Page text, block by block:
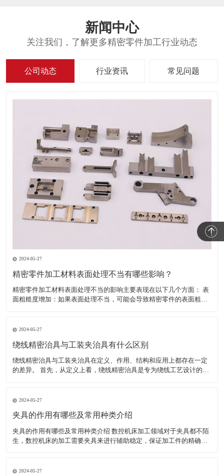
新闻中心
关注我们，了解更多精密零件加工行业动态
公司动态 行业资讯 常见问题
2024-05-27
精密零件加工材料表面处理不当有哪些影响？
精密零件加工材料表面处理不当的影响主要表现在以下几个方面： 表
面粗糙度增加：如果表面处理不当，可能会导致精密零件的表面粗糙
蚀。表面腐蚀会导致零件的外观和性能受损，甚至可能使其无法
2024-05-27
绕线精密治具与工装夹治具有什么区别
绕线精密治具与工装夹治具在定义、作用、结构和应用上都存在一定
的差异。 首先，从定义上看，绕线精密治具是专为绕线工艺设计的工
过程中所用的各种工具的总称，包括刀具、夹具、模具、量具
2024-05-27
夹具的作用有哪些及常用种类介绍
夹具的作用有哪些及常用种类介绍 数控机床加工领域对于夹具都不陌
生，数控机床的加工需要夹具来进行辅助稳定，保证加工件的精确
以及常用的夹具有哪些。 一、夹具的作用有哪些 1、能稳定
2024-05-27